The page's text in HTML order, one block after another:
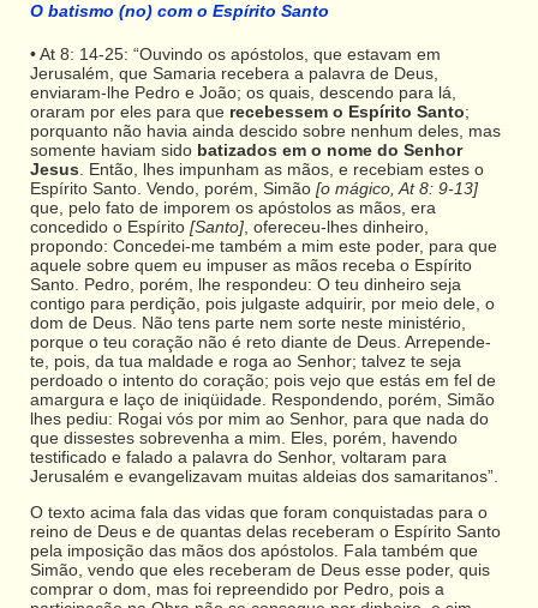
O batismo (no) com o Espírito Santo
• At 8: 14-25: “Ouvindo os apóstolos, que estavam em
Jerusalém, que Samaria recebera a palavra de Deus,
enviaram-lhe Pedro e João; os quais, descendo para lá,
oraram por eles para que recebessem o Espírito Santo;
porquanto não havia ainda descido sobre nenhum deles, mas
somente haviam sido batizados em o nome do Senhor
Jesus. Então, lhes impunham as mãos, e recebiam estes o
Espírito Santo. Vendo, porém, Simão [o mágico, At 8: 9-13]
que, pelo fato de imporem os apóstolos as mãos, era
concedido o Espírito [Santo], ofereceu-lhes dinheiro,
propondo: Concedei-me também a mim este poder, para que
aquele sobre quem eu impuser as mãos receba o Espírito
Santo. Pedro, porém, lhe respondeu: O teu dinheiro seja
contigo para perdição, pois julgaste adquirir, por meio dele, o
dom de Deus. Não tens parte nem sorte neste ministério,
porque o teu coração não é reto diante de Deus. Arrepende-
te, pois, da tua maldade e roga ao Senhor; talvez te seja
perdoado o intento do coração; pois vejo que estás em fel de
amargura e laço de iniqüidade. Respondendo, porém, Simão
lhes pediu: Rogai vós por mim ao Senhor, para que nada do
que dissestes sobrevenha a mim. Eles, porém, havendo
testificado e falado a palavra do Senhor, voltaram para
Jerusalém e evangelizavam muitas aldeias dos samaritanos”.
O texto acima fala das vidas que foram conquistadas para o
reino de Deus e de quantas delas receberam o Espírito Santo
pela imposição das mãos dos apóstolos. Fala também que
Simão, vendo que eles receberam de Deus esse poder, quis
comprar o dom, mas foi repreendido por Pedro, pois a